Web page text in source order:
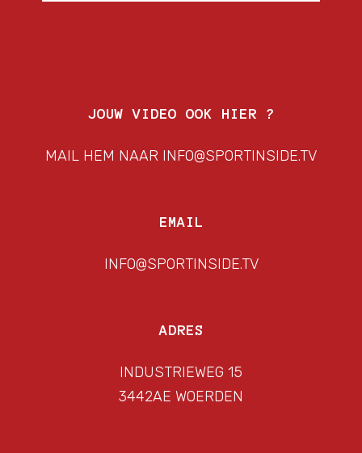
JOUW VIDEO OOK HIER ?
MAIL HEM NAAR INFO@SPORTINSIDE.TV
EMAIL
INFO@SPORTINSIDE.TV
ADRES
INDUSTRIEWEG 15
3442AE WOERDEN